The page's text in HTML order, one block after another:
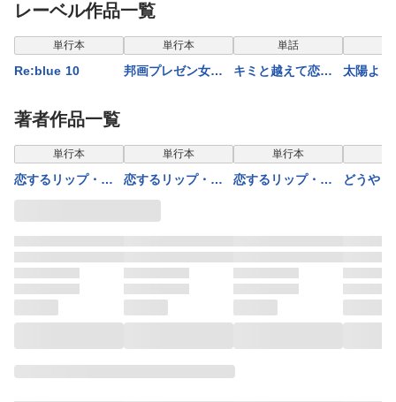
レーベル作品一覧
単行本
Re:blue 10
単行本
邦画プレゼン女子
単話
キミと越えて恋に
太陽より
著者作品一覧
単行本
恋するリップ・テ
ィント 3
単行本
恋するリップ・テ
ィント 4
単行本
恋するリップ・テ
表示
どうや